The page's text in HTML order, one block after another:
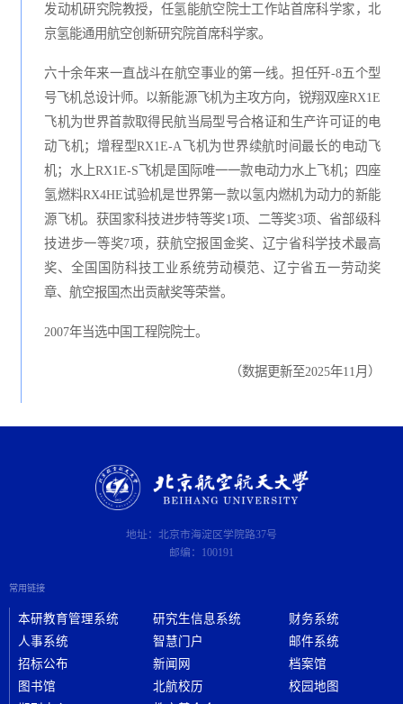
发动机研究院教授，任氢能航空院士工作站首席科学家，北
京氢能通用航空创新研究院首席科学家。
六十余年来一直战斗在航空事业的第一线。担任歼-8五个型
号飞机总设计师。以新能源飞机为主攻方向，锐翔双座RX1E
飞机为世界首款取得民航当局型号合格证和生产许可证的电
动飞机；增程型RX1E-A飞机为世界续航时间最长的电动飞
机；水上RX1E-S飞机是国际唯一一款电动力水上飞机；四座
氢燃料RX4HE试验机是世界第一款以氢内燃机为动力的新能
源飞机。获国家科技进步特等奖1项、二等奖3项、省部级科
技进步一等奖7项，获航空报国金奖、辽宁省科学技术最高
奖、全国国防科技工业系统劳动模范、辽宁省五一劳动奖
章、航空报国杰出贡献奖等荣誉。
2007年当选中国工程院院士。
（数据更新至2025年11月）
地址：北京市海淀区学院路37号
邮编：100191
常用链接
本研教育管理系统 研究生信息系统
财务系统
人事系统
智慧门户
邮件系统
招标公布
新闻网
档案馆
图书馆
北航校历
校园地图